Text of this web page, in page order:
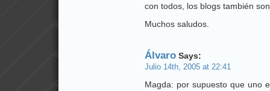
con todos, los blogs también
Muchos saludos.
Álvaro Says:
Julio 14th, 2005 at 22:41
Magda: por supuesto que uno